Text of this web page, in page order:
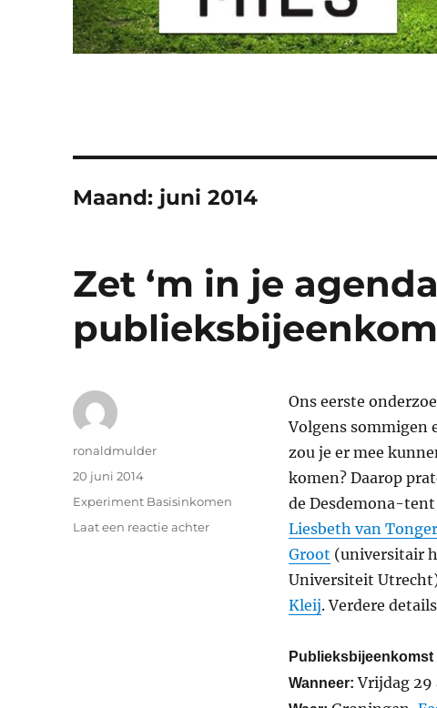
Maand: juni 2014
Zet ‘m in je
Ons eerste
Volgens sommigen
zou je er mee
komen? Daarop
de Desdemona-
Liesbeth van
Groot (universitair
Universiteit
Kleij. Verdere
Wanneer: Vrijdag 29
Auteur
ronaldmulder
Geplaatst
20 juni 2014
Categorieën
Experiment Basisinkomen
Laat een reactie achterop
basisinkomen